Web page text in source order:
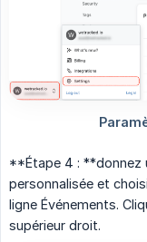
**Étape 4 : **donnez
personnalisée et
ligne Événements.
supérieur droit.